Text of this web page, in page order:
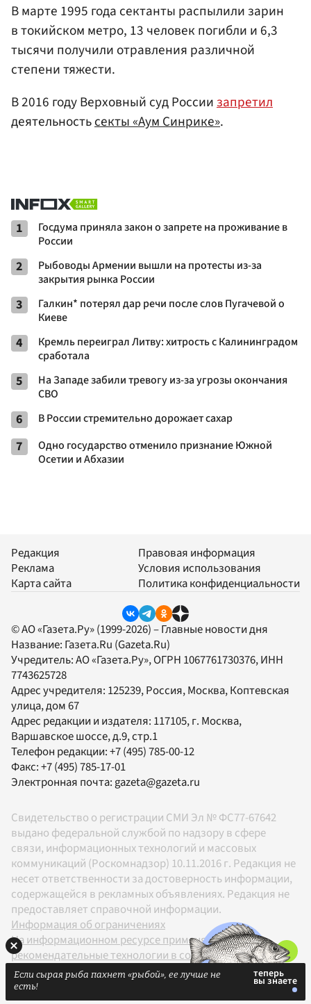
В марте 1995 года сектанты распылили зарин
в токийском метро, 13 человек погибли и 6,3
тысячи получили отравления различной
степени тяжести.
В 2016 году Верховный суд Россиизапретил
деятельностьсекты «Аум Синрике».
1
Госдума приняла закон о запрете на проживание в
России
2
Рыбоводы Армении вышли на протесты из-за
закрытия рынка России
3
Галкин* потерял дар речи после слов Пугачевой о
Киеве
4
Кремль переиграл Литву: хитрость с Калининградом
сработала
5
На Западе забили тревогу из-за угрозы окончания
СВО
6 В России стремительно дорожает сахар
7
Одно государство отменило признание Южной
Осетии и Абхазии
Редакция
Реклама
Карта сайта
Правовая информация
Условия использования
Политика конфиденциальности
© АО «Газета.Ру» (1999-2026) – Главные новости дня
Название: Газета.Ru (Gazeta.Ru)
Учредитель:АО «Газета.Ру», ОГРН 1067761730376, ИНН
7743625728
Адрес учредителя: 125239, Россия, Москва, Коптевская
улица, дом 67
Адрес редакции и издателя: 117105, г. Москва,
Варшавское шоссе, д.9, стр.1
Телефон редакции:+7 (495) 785-00-12
Факс:+7 (495) 785-17-01
Электронная почта:gazeta@gazeta.ru
Свидетельство о регистрации СМИ Эл № ФС77-67642
выдано федеральной службой по надзору в сфере
связи, информационных технологий и массовых
коммуникаций (Роскомнадзор) 10.11.2016 г. Редакция не
несет ответственности за достоверность информации,
содержащейся в рекламных объявлениях. Редакция не
предоставляет справочной информации.
Информация об ограничениях
На информационном ресурсе применяются
рекомендательные технологии в соответствии с
Правилами
Если сырая рыба пахнет «рыбой», ее лучше не
есть!